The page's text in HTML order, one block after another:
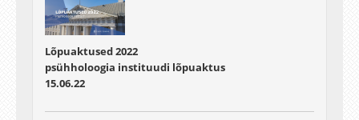
Lõpuaktused 2022
psühholoogia instituudi lõpuaktus
15.06.22